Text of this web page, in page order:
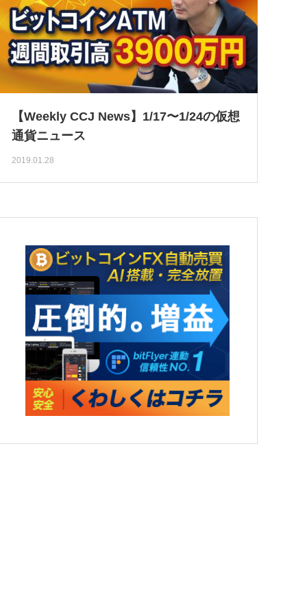
【Weekly CCJ News】1/17〜1/24の仮想
通貨ニュース
2019.01.28